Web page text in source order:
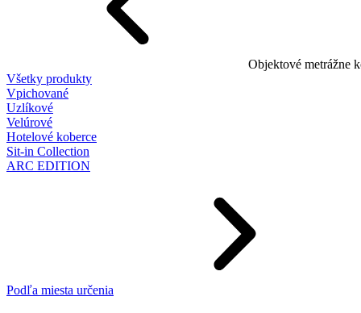
Objektové metrážne
Všetky produkty
Vpichované
Uzlíkové
Velúrové
Hotelové koberce
Sit-in Collection
ARC EDITION
Podľa miesta určenia